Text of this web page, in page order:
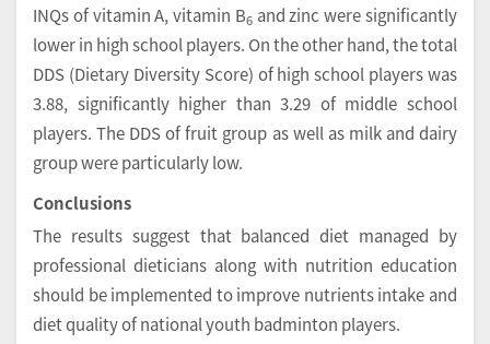
INQs of vitamin A, vitamin B6and zinc were significantly
lower in high school players. On the other hand, the total
DDS (Dietary Diversity Score) of high school players was
3.88, significantly higher than 3.29 of middle school
players. The DDS of fruit group as well as milk and dairy
group were particularly low.
Conclusions
The results suggest that balanced diet managed by
professional dieticians along with nutrition education
should be implemented to improve nutrients intake and
diet quality of national youth badminton players.